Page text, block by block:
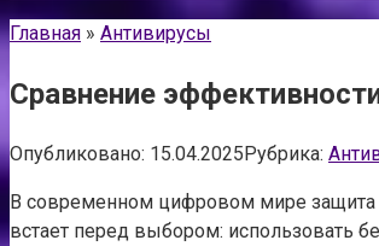
Главная » Антивирусы
Сравнение
Опубликовано: 15.04.2025Рубрика:
В современном цифровом мире защита
встает перед выбором: использовать